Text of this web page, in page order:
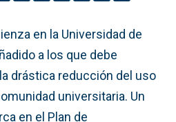
en la Universidad de
a los que debe
drástica reducción del uso
universitaria. Un
en el Plan de